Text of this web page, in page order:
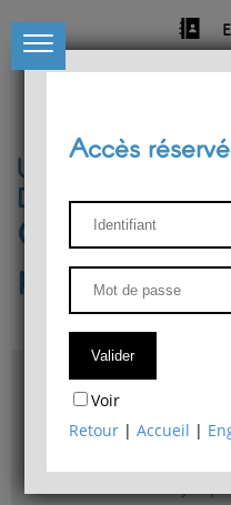
Université de Liège
Département de
Centre de
Accès & plans
Bibliothèque du
Accès réservé
Voir
Retour |Accueil |